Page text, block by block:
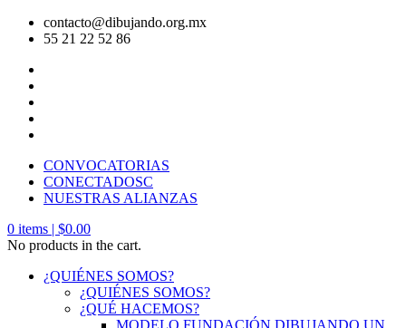
contacto@dibujando.org.mx
55 21 22 52 86
CONVOCATORIAS
CONECTADOSC
NUESTRAS ALIANZAS
0 items | $0.00
No products in the cart.
¿QUIÉNES SOMOS?
¿QUIÉNES SOMOS?
¿QUÉ HACEMOS?
MODELO FUNDACIÓN DIBUJANDO UN